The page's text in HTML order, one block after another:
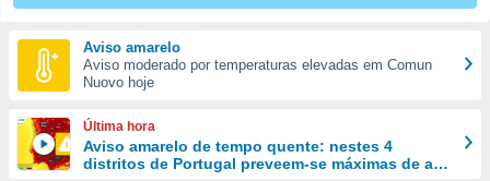
das
e
forma
digital
Aviso amarelo
Aviso moderado por temperaturas elevadas em Comun
Nuovo hoje
Última hora
Aviso amarelo de tempo quente: nestes 4
distritos de Portugal preveem-se máximas de até